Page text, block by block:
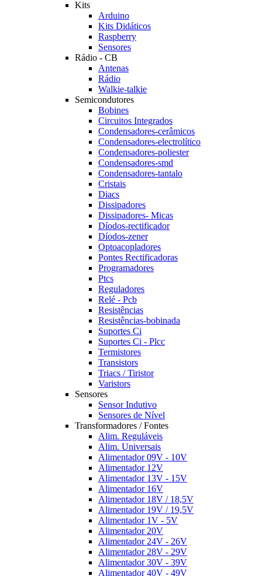
Kits
Arduino
Kits Didáticos
Raspberry
Sensores
Rádio - CB
Antenas
Rádio
Walkie-talkie
Semicondutores
Bobines
Circuitos Integrados
Condensadores-cerâmicos
Condensadores-electrolítico
Condensadores-poliester
Condensadores-smd
Condensadores-tantalo
Cristais
Diacs
Dissipadores
Dissipadores- Micas
Díodos-rectificador
Díodos-zener
Optoacopladores
Pontes Rectificadoras
Programadores
Ptcs
Reguladores
Relé - Pcb
Resistências
Resistências-bobinada
Suportes Ci
Suportes Ci - Plcc
Termistores
Transistors
Triacs / Tiristor
Varistors
Sensores
Sensor Indutivo
Sensores de Nível
Transformadores / Fontes
Alim. Reguláveis
Alim. Universais
Alimentador 09V - 10V
Alimentador 12V
Alimentador 13V - 15V
Alimentador 16V
Alimentador 18V / 18,5V
Alimentador 19V / 19,5V
Alimentador 1V - 5V
Alimentador 20V
Alimentador 24V - 26V
Alimentador 28V - 29V
Alimentador 30V - 39V
Alimentador 40V - 49V